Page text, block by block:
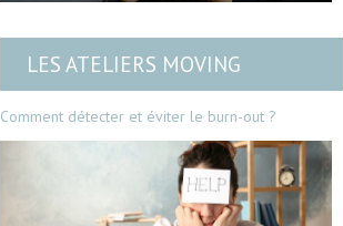
LES ATELIERS MOVING
Comment détecter et éviter le burn-out ?